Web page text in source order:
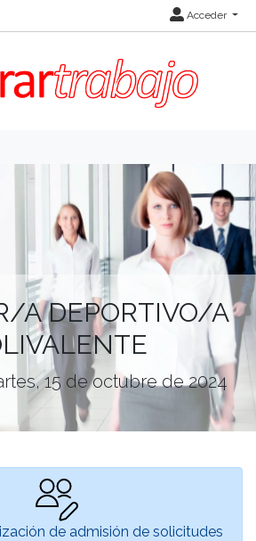
Acceder
A DEPORTIVO/A
15 de octubre de 2024
de admisión de solicitudes